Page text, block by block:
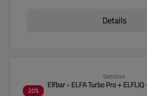
Details
20%
SW55540
Elfbar - ELFA Turbo Pro +